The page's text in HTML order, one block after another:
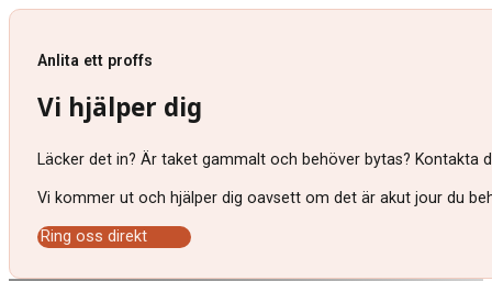
Anlita ett proffs
Vi hjälper dig
Läcker det in? Är taket gammalt och behöver bytas?
Vi kommer ut och hjälper dig oavsett om det är akut jour du
Ring oss direkt